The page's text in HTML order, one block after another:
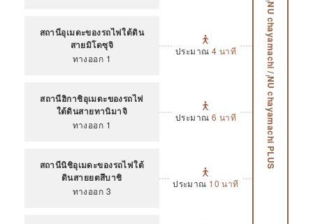
สถานีอุเมดะของรถไฟใต้ดิน
สายมิโดซุจิ
ทางออก 1
ประมาณ 4 นาที
สถานีฮิกาชิอุเมดะของรถไฟ
ใต้ดินสายทานิมาจิ
ทางออก 1
ประมาณ 6 นาที
สถานีนิชิอุเมดะของรถไฟใต้
ดินสายยตสึบาชิ
ทางออก 3
ประมาณ 10 นาที
NU
chayamachi /
NU
chayamachi PLUS